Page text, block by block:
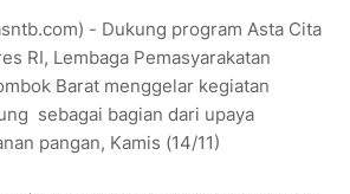
- Dukung program Asta Cita
RI, Lembaga Pemasyarakatan
Barat menggelar kegiatan
sebagai bagian dari upaya
pangan, Kamis (14/11)